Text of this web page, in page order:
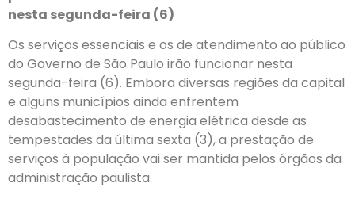
nesta segunda-feira (6)
Os serviços essenciais e os de atendimento ao público
do Governo de São Paulo irão funcionar nesta
segunda-feira (6). Embora diversas regiões da capital
e alguns municípios ainda enfrentem
desabastecimento de energia elétrica desde as
tempestades da última sexta (3), a prestação de
serviços à população vai ser mantida pelos órgãos da
administração paulista.